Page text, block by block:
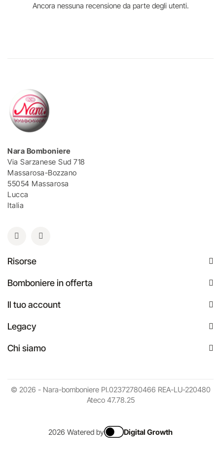
Ancora nessuna recensione da parte degli utenti.
Nara Bomboniere
Via Sarzanese Sud 718
Massarosa-Bozzano
55054 Massarosa
Lucca
Italia
Risorse
Bomboniere in offerta
Il tuo account
Legacy
Chi siamo
© 2026 - Nara-bomboniere PI.02372780466 REA-LU-220480
Ateco 47.78.25
2026 Watered by Digital Growth